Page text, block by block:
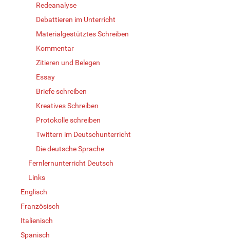
Redeanalyse
Debattieren im Unterricht
Materialgestütztes Schreiben
Kommentar
Zitieren und Belegen
Essay
Briefe schreiben
Kreatives Schreiben
Protokolle schreiben
Twittern im Deutschunterricht
Die deutsche Sprache
Fernlernunterricht Deutsch
Links
Englisch
Französisch
Italienisch
Spanisch